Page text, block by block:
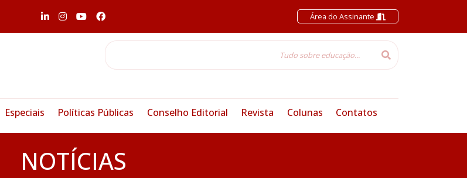
Área do Assinante
Especiais Políticas Públicas Conselho Editorial Revista Colunas Contatos
NOTÍCIAS